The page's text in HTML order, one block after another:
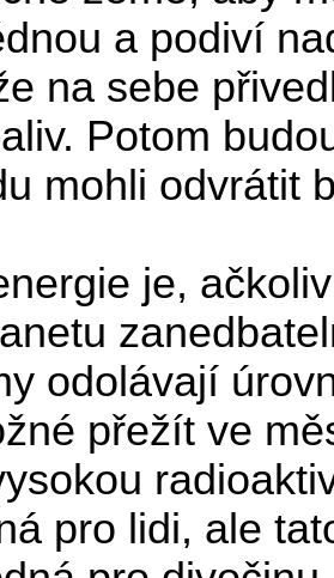
a podiví
na sebe
Potom
mohli odvrátit
je,
odolávají
přežít ve
pro lidi, ale